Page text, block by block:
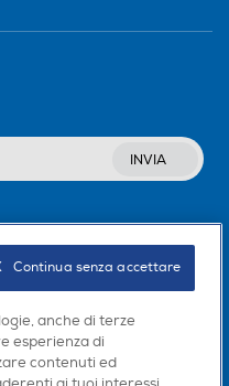
INVIA
anche di terze
esperienza di
contenuti ed
Continua senza accettare